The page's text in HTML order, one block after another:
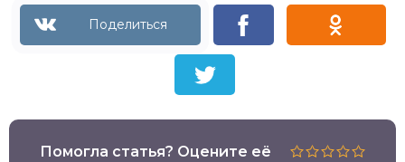
Помогла статья? Оцените её